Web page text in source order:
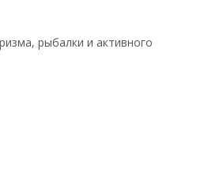
рыбалки и активного